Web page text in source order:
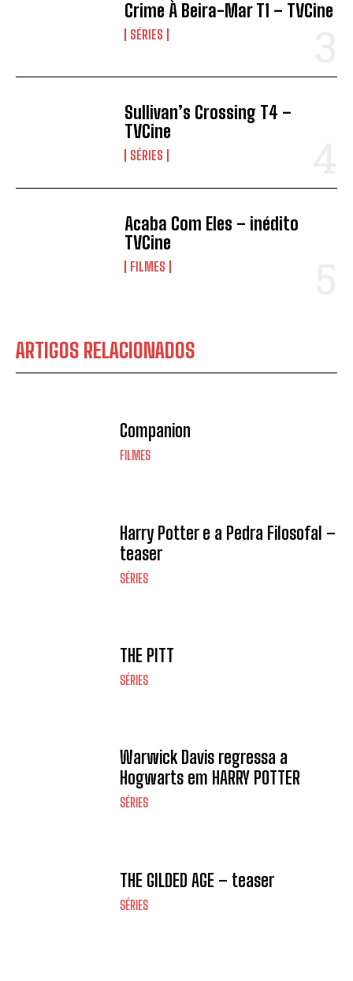
Crime À Beira-Mar T1 – TVCine
SÉRIES
Sullivan’s Crossing T4 –
TVCine
SÉRIES
Acaba Com Eles – inédito
TVCine
FILMES
ARTIGOS RELACIONADOS
Companion
FILMES
Harry Potter e a Pedra Filosofal –
teaser
SÉRIES
THE PITT
SÉRIES
Warwick Davis regressa a
Hogwarts em HARRY POTTER
SÉRIES
THE GILDED AGE – teaser
SÉRIES